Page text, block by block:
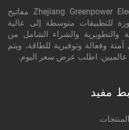
تقدم شركة Zhejiang Greenpower Electric Co., Ltd مفاتيح
للتطبيقات متوسطة إلى عالية
والتطويرية والشراء الشامل من
وفعالة وتوفيرية للطاقة، ويتم
عالميين. اطلب عرض سعر اليوم.
مفيد
المنتجات